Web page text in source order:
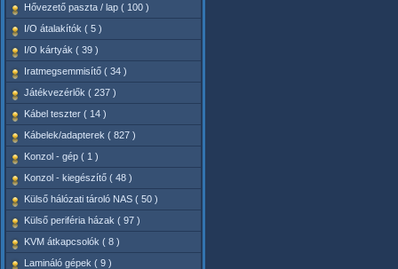
Hővezető paszta / lap ( 100 )
I/O átalakítók ( 5 )
I/O kártyák ( 39 )
Iratmegsemmisítő ( 34 )
Játékvezérlők ( 237 )
Kábel teszter ( 14 )
Kábelek/adapterek ( 827 )
Konzol - gép ( 1 )
Konzol - kiegészítő ( 48 )
Külső hálózati tároló NAS ( 50 )
Külső periféria házak ( 97 )
KVM átkapcsolók ( 8 )
Lamináló gépek ( 9 )